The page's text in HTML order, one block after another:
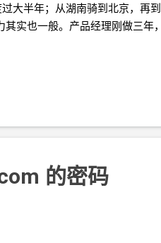
大半年；从湖南骑到北京，再
实也一般。产品经理刚做三
次骑行的过程中，有时候会遇
。 微信大学群里发大学时的
其实并没有什么 “北京” 的感觉
的密码